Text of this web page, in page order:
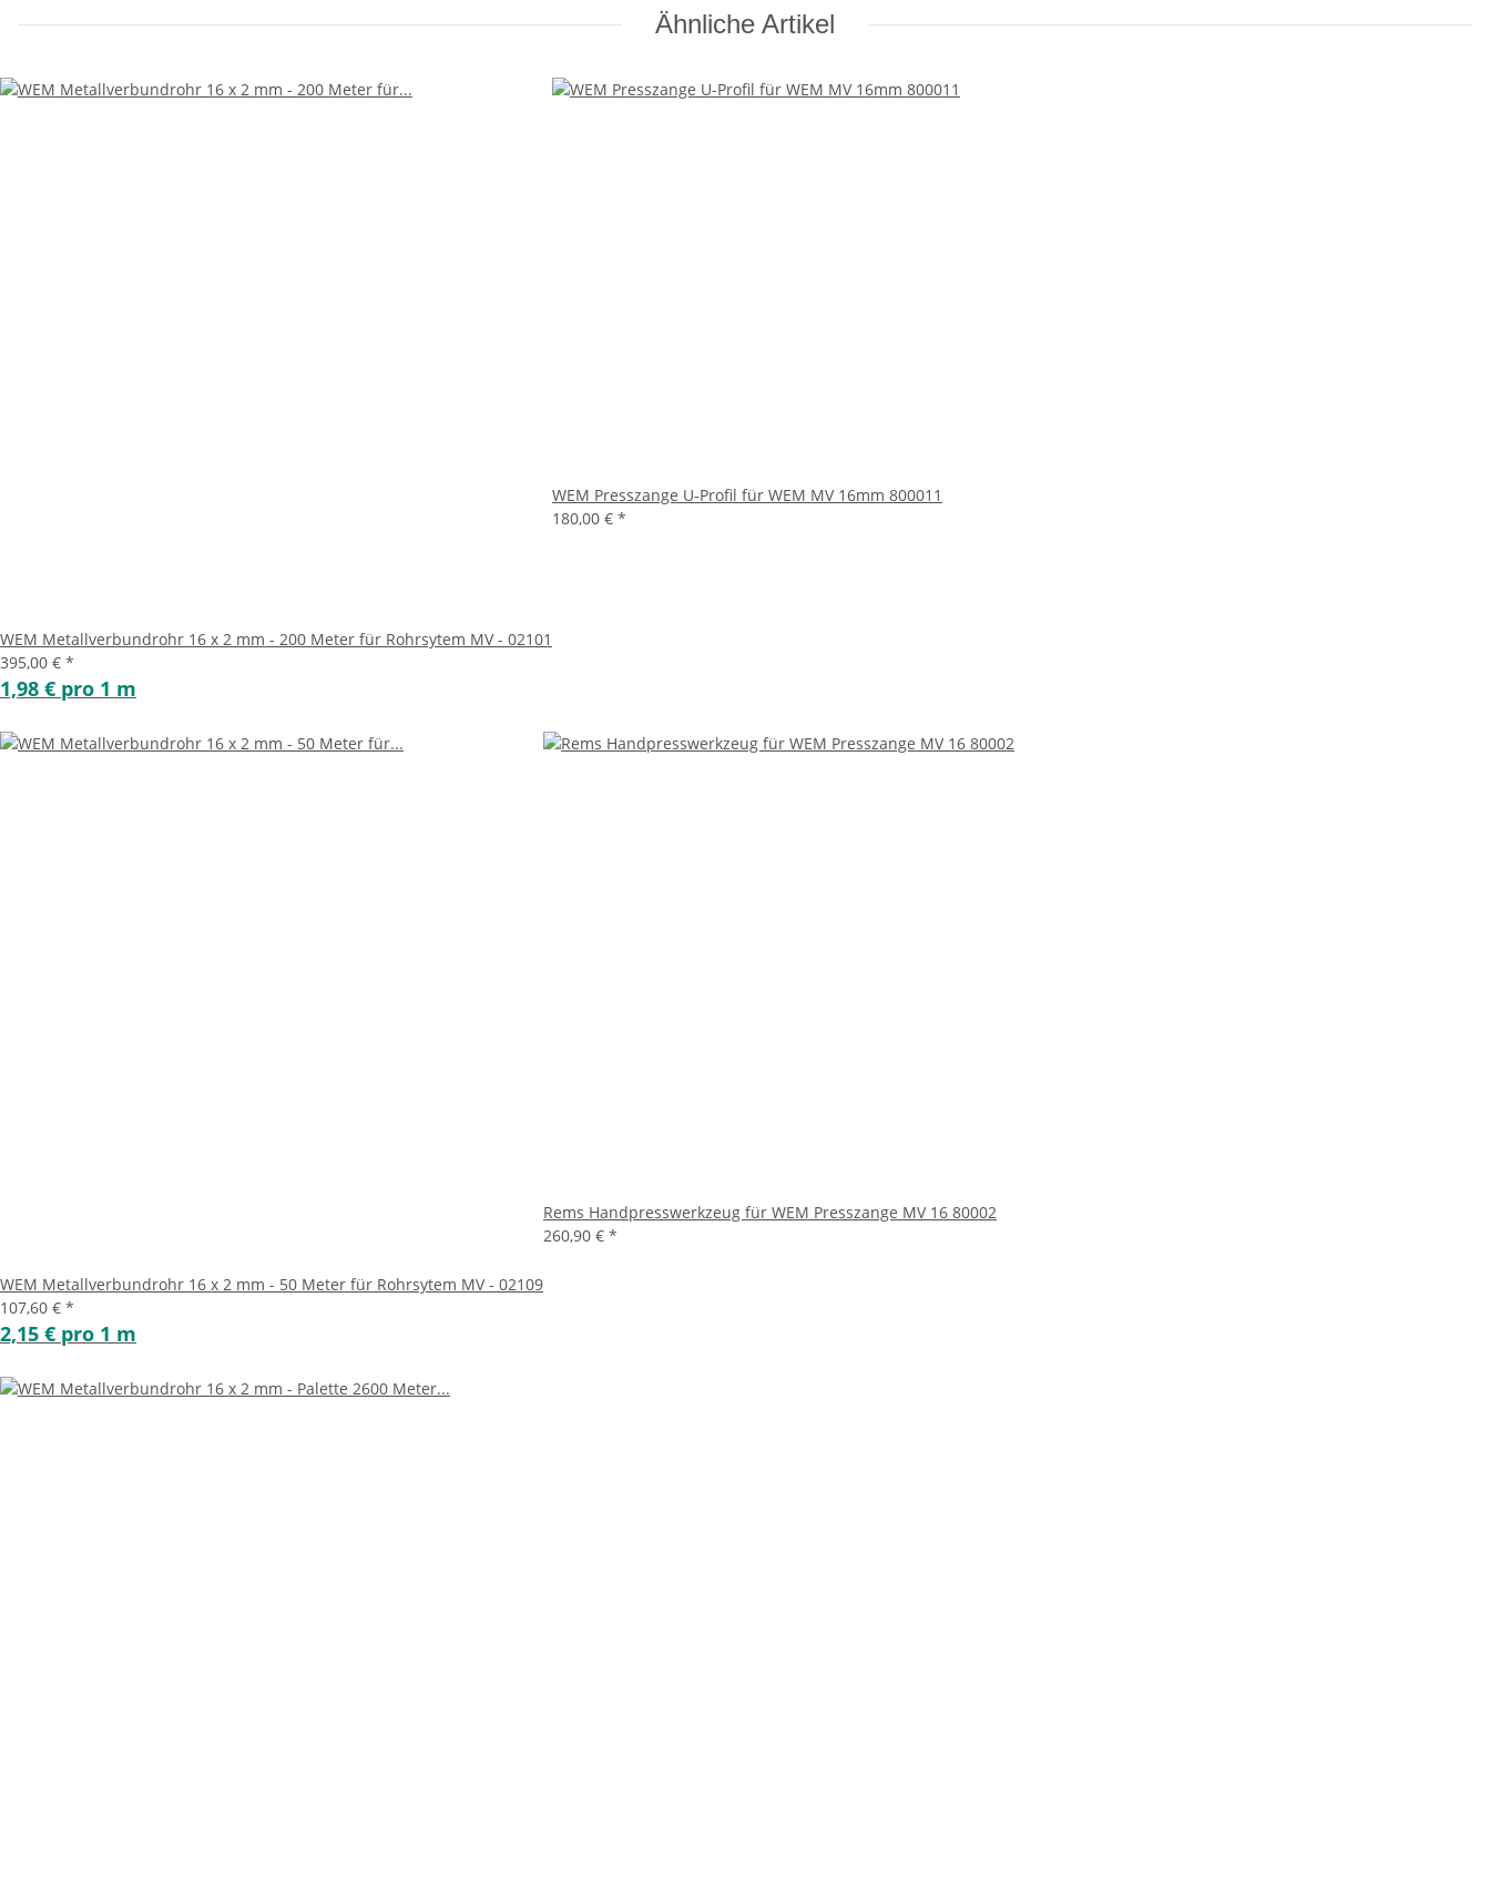
Ähnliche Artikel
WEM Metallverbundrohr 16 x 2 mm - 200 Meter für Rohrsytem MV - 02101
395,00 € *
1,98 € pro 1 m
WEM Presszange U-Profil für WEM MV 16mm 800011
180,00 € *
WEM Metallverbundrohr 16 x 2 mm - 50 Meter für Rohrsytem MV - 02109
107,60 € *
2,15 € pro 1 m
Rems Handpresswerkzeug für WEM Presszange MV 16 80002
260,90 € *